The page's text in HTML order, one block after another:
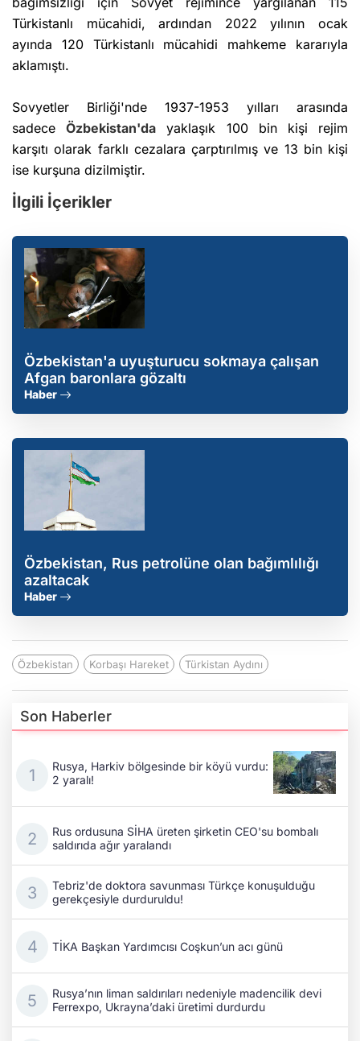
Türkistanlı mücahidi, ardından 2022 yılının ocak
ayında 120 Türkistanlı mücahidi mahkeme kararıyla
aklamıştı.
Sovyetler Birliği'nde 1937-1953 yılları arasında
sadeceÖzbekistan'da yaklaşık 100 bin kişi rejim
karşıtı olarak farklı cezalara çarptırılmış ve 13 bin kişi
ise kurşuna dizilmiştir.
İlgili İçerikler
Özbekistan'a uyuşturucu sokmaya çalışan
Afgan baronlara gözaltı
Haber
Özbekistan, Rus petrolüne olan bağımlılığı
azaltacak
Haber
Özbekistan Korbaşı Hareket Türkistan Aydını
Son Haberler
Rusya, Harkiv bölgesinde bir köyü vurdu:
2 yaralı!
Rus ordusuna SİHA üreten şirketin CEO'su bombalı
saldırıda ağır yaralandı
Tebriz'de doktora savunması Türkçe konuşulduğu
gerekçesiyle durduruldu!
TİKA Başkan Yardımcısı Coşkun’un acı günü
Rusya’nın liman saldırıları nedeniyle madencilik devi
Ferrexpo, Ukrayna’daki üretimi durdurdu